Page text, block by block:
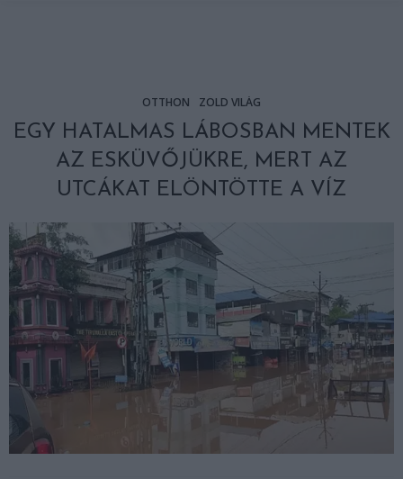
OTTHON ZÖLD VILÁG
EGY HATALMAS LÁBOSBAN MENTEK
AZ ESKÜVŐJÜKRE, MERT AZ
UTCÁKAT ELÖNTÖTTE A VÍZ